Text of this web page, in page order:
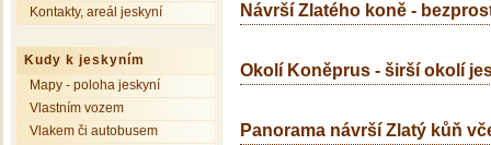
Návrší Zlatého koně -
Okolí Koněprus - širší okolí
Panorama návrší Zlatý kůň
Kontakty, areál jeskyní
Kudy k jeskyním
Mapy - poloha jeskyní
Vlastním vozem
Vlakem či autobusem